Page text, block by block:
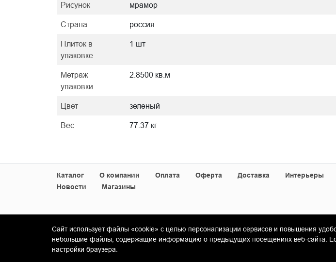
Рисунок мрамор
Страна россия
Плиток в
упаковке
1 шт
Метраж
упаковки
2.8500 кв.м
Цвет зеленый
Вес 77.37 кг
Каталог О компании Оплата Оферта Доставка Интерьеры
Новости
Магазины
© Copyright 2013-2026 KERAMA MARAZZI, ООО «Гамма Керамика»
Сайт использует файлы «cookie» с целью персонализации сервисов и повышения
небольшие файлы, содержащие информацию о предыдущих посещениях веб-сайта.
настройки браузера.